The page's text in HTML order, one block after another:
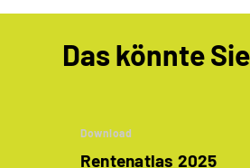
Das könnte
Download
Rentenatlas 2025